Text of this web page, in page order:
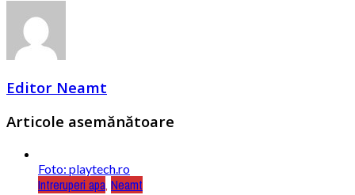
Editor Neamt
Articole asemănătoare
Foto: playtech.ro
Intreruperi apa, Neamt